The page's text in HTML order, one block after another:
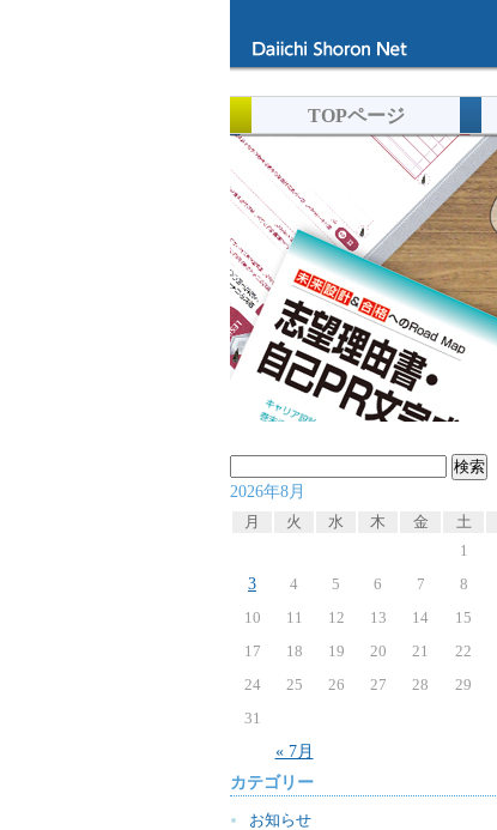
TOPページ
索:
2026年8月
月
火 水 木 金 土
« 7月
1
3
4 5 6 7 8
10
11 12 13 14 15
17
18 19 20 21 22
24
25 26 27 28 29
31
カテゴリー
お知らせ